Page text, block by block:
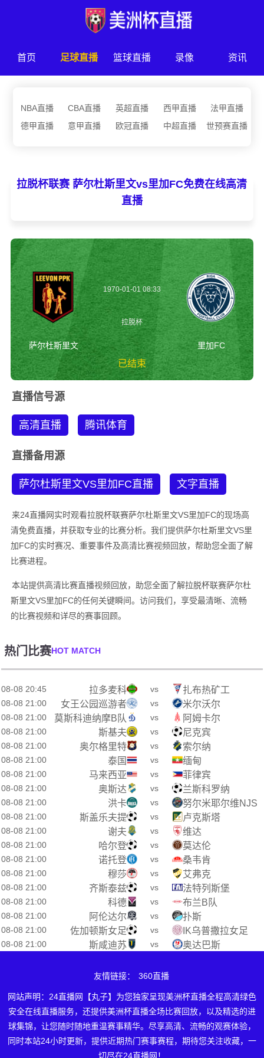
首页 足球直播 篮球直播 录像 资讯
NBA直播 CBA直播 英超直播 西甲直播
法甲直播
德甲直播
意甲直播 欧冠直播 中超直播 世预赛直播
拉脱杯联赛 萨尔杜斯里文vs里加FC免费在线高清
直播
萨尔杜斯里文
1970-01-01 08:33
拉脱杯
已结束
里加FC
直播信号源
高清直播 腾讯体育
直播备用源
萨尔杜斯里文VS里加FC直播 文字直播
来24直播网实时观看拉脱杯联赛萨尔杜斯里文VS里加FC的现场高
清免费直播，并获取专业的比赛分析。我们提供萨尔杜斯里文VS里
加FC的实时赛况、重要事件及高清比赛视频回放，帮助您全面了解
比赛进程。
本站提供高清比赛直播视频回放，助您全面了解拉脱杯联赛萨尔杜
斯里文VS里加FC的任何关键瞬间。访问我们，享受最清晰、流畅
的比赛视频和详尽的赛事回顾。
热门比赛HOT MATCH
08-08 20:45 拉多麦科 vs 扎布热矿工
08-08 21:00 女王公园巡游者 vs 米尔沃尔
08-08 21:00 莫斯科迪纳摩B队 vs 阿姆卡尔
08-08 21:00 斯基夫 vs 尼克宾
08-08 21:00 奥尔格里特 vs 索尔纳
08-08 21:00 泰国 vs 缅甸
08-08 21:00 马来西亚 vs 菲律宾
08-08 21:00 奥斯达 vs 兰斯科罗纳
08-08 21:00 洪卡 vs 努尔米耶尔维NJS
08-08 21:00 斯盖乐夫提 vs 卢克斯塔
08-08 21:00 谢夫 vs 维达
08-08 21:00 哈尔登 vs 莫达伦
08-08 21:00 诺托登 vs 桑韦肯
08-08 21:00 穆莎 vs 艾弗克
08-08 21:00 齐斯泰兹 vs 法特列斯堡
08-08 21:00 科德 vs 布兰B队
08-08 21:00 阿伦达尔 vs 扑斯
08-08 21:00 佐加顿斯女足 vs IK乌普撒拉女足
08-08 21:00 斯咸迪苏 vs 奥达巴斯
友情链接： 360直播
网站声明：24直播网【丸子】为您独家呈现美洲杯直播全程高清绿色
安全在线直播服务，还提供美洲杯直播全场比赛回放，以及精选的进
球集锦，让您随时随地重温赛事精华。尽享高清、流畅的观赛体验，
同时本站24小时更新，提供近期热门赛事赛程，期待您关注收藏，一
切尽在24直播网！